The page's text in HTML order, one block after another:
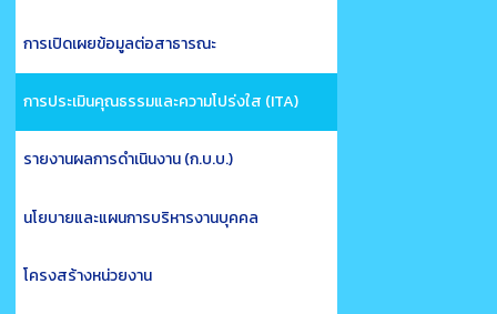
การเปิดเผยข้อมูลต่อสาธารณะ
การประเมินคุณธรรมและความโปร่งใส (ITA)
รายงานผลการดำเนินงาน (ก.บ.บ.)
นโยบายและแผนการบริหารงานบุคคล
โครงสร้างหน่วยงาน